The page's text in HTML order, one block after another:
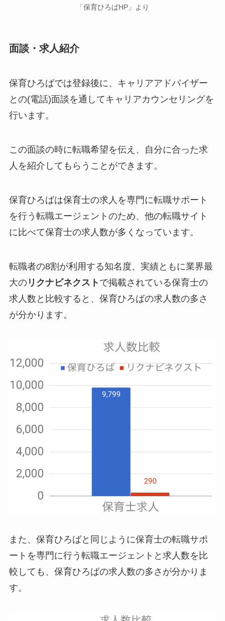
「保育ひろばHP」より
面談・求人紹介
保育ひろばでは登録後に、キャリアアドバイザー
との(電話)面談を通してキャリアカウンセリングを
行います。
この面談の時に転職希望を伝え、自分に合った求
人を紹介してもらうことができます。
保育ひろばは保育士の求人を専門に転職サポート
を行う転職エージェントのため、他の転職サイト
に比べて保育士の求人数が多くなっています。
転職者の8割が利用する知名度、実績ともに業界最
大のリクナビネクスト で掲載されている保育士の
求人数と比較すると、保育ひろばの求人数の多さ
が分かります。
また、保育ひろばと同じように保育士の転職サポ
ートを専門に行う転職エージェントと求人数を比
較しても、保育ひろばの求人数の多さが分かりま
す。